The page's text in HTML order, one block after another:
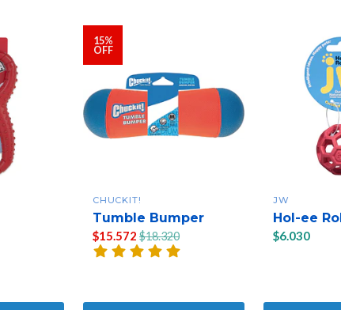
15%
OFF
CHUCKIT!
Tumble Bumper
$15.572 $18.320
JW
Hol-ee
$6.030